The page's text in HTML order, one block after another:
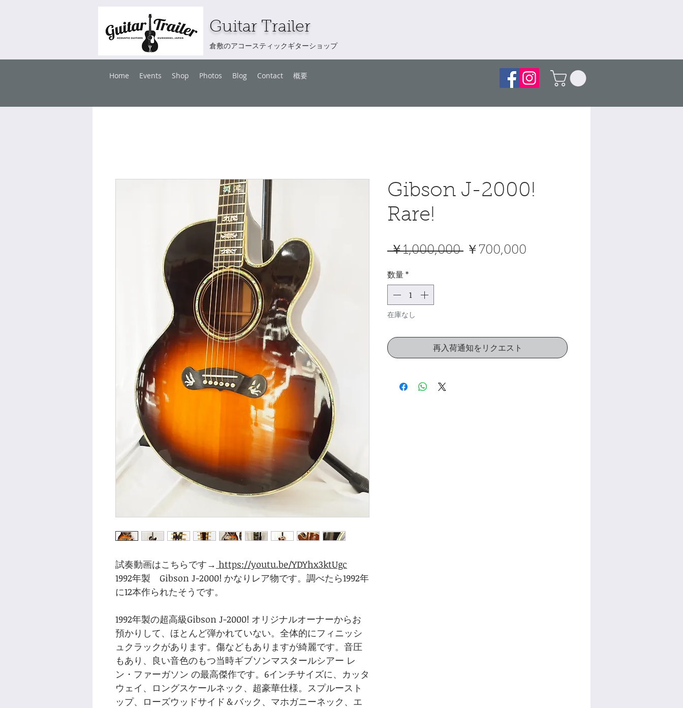
Guitar Trailer
倉敷のアコースティックギターショップ
Home Events Shop Photos Blog Contact 概要
試奏動画はこちらです→ https://youtu.be/YDYhx3ktUgc
1992年製 Gibson J-2000! かなりレア物です。調べたら1992年
に12本作られたそうです。
1992年製の超高級Gibson J-2000! オリジナルオーナーからお
預かりして、ほとんど弾かれていない。全体的にフィニッシ
ュクラックがあります。傷などもありますが綺麗です。音圧
もあり、良い音色のもつ当時ギブソンマスタールシアー レ
ン・ファーガソン の最高傑作です。6インチサイズに、カッタ
ウェイ、ロングスケールネック、超豪華仕様。スプルースト
ップ、ローズウッドサイド＆バック、マホガニーネック、エ
Gibson J-2000!
Rare!
￥1,000,000 通￥700,000
数量*
在庫なし
再入荷通知をリクエスト